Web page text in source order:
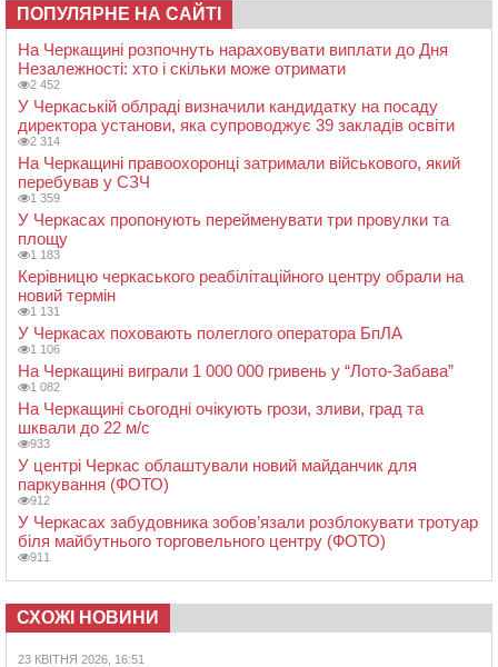
ПОПУЛЯРНЕ НА САЙТІ
На Черкащині розпочнуть нараховувати виплати до Дня
Незалежності: хто і скільки може отримати
2 452
У Черкаській облраді визначили кандидатку на посаду
директора установи, яка супроводжує 39 закладів освіти
2 314
На Черкащині правоохоронці затримали військового, який
перебував у СЗЧ
1 359
У Черкасах пропонують перейменувати три провулки та
площу
1 183
Керівницю черкаського реабілітаційного центру обрали на
новий термін
1 131
У Черкасах поховають полеглого оператора БпЛА
1 106
На Черкащині виграли 1 000 000 гривень у “Лото-Забава”
1 082
На Черкащині сьогодні очікують грози, зливи, град та
шквали до 22 м/с
933
У центрі Черкас облаштували новий майданчик для
паркування (ФОТО)
912
У Черкасах забудовника зобов’язали розблокувати тротуар
біля майбутнього торговельного центру (ФОТО)
911
СХОЖІ НОВИНИ
23 КВІТНЯ 2026, 16:51